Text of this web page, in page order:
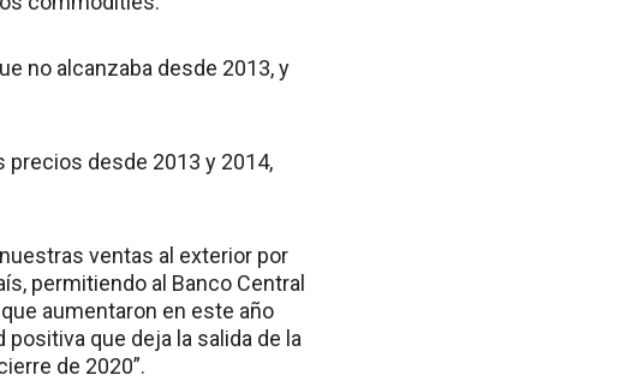
no alcanzaba desde 2013, y
precios desde 2013 y 2014,
ventas al exterior por
permitiendo al Banco Central
aumentaron en este año
que deja la salida de la
de 2020”.